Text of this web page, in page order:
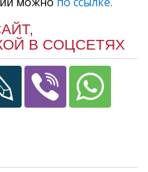
В СОЦСЕТЯХ